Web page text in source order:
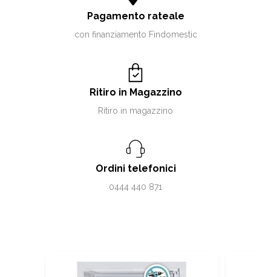
Pagamento rateale
con finanziamento Findomestic
Ritiro in Magazzino
Ritiro in magazzino
Ordini telefonici
0444 440 871